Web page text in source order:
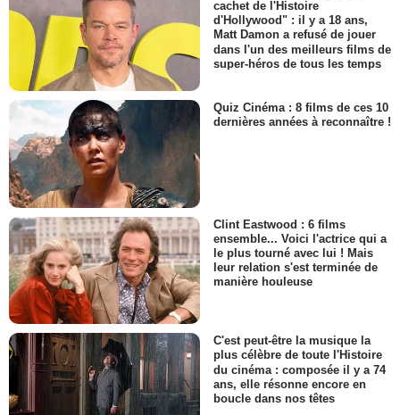
cachet de l'Histoire
d'Hollywood" : il y a 18 ans,
Matt Damon a refusé de jouer
dans l'un des meilleurs films de
super-héros de tous les temps
Quiz Cinéma : 8 films de ces 10
dernières années à reconnaître !
Clint Eastwood : 6 films
ensemble... Voici l'actrice qui a
le plus tourné avec lui ! Mais
leur relation s'est terminée de
manière houleuse
C'est peut-être la musique la
plus célèbre de toute l'Histoire
du cinéma : composée il y a 74
ans, elle résonne encore en
boucle dans nos têtes